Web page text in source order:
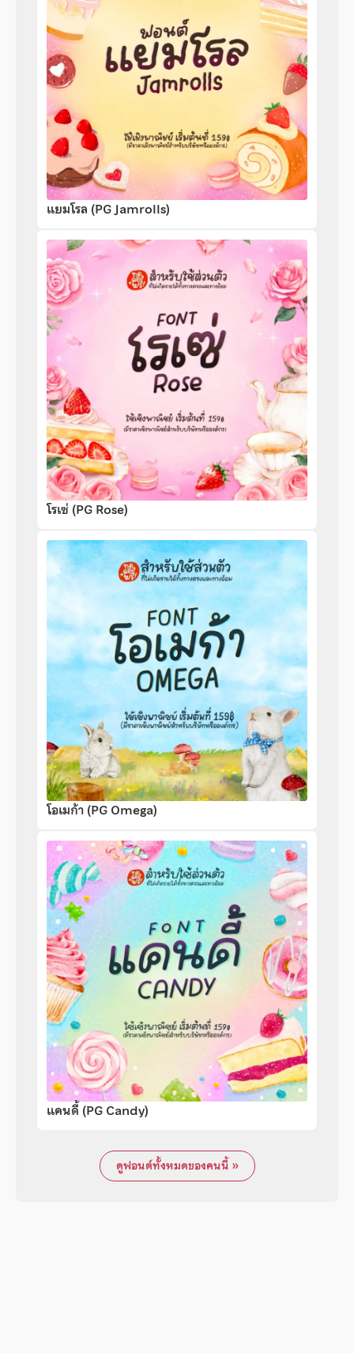
แยมโรล (PG Jamrolls)
โรเซ่ (PG Rose)
โอเมก้า (PG Omega)
แคนดี้ (PG Candy)
ดูฟอนต์ทั้งหมดของคนนี้ »